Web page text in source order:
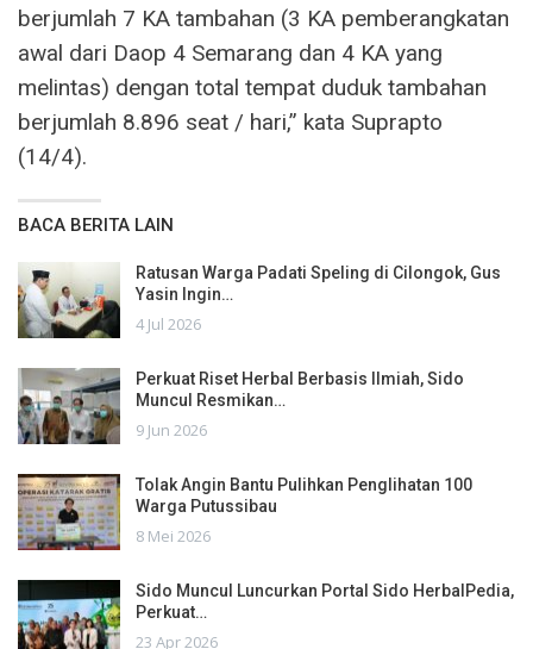
berjumlah 7 KA tambahan (3 KA pemberangkatan
awal dari Daop 4 Semarang dan 4 KA yang
melintas) dengan total tempat duduk tambahan
berjumlah 8.896 seat / hari,” kata Suprapto
(14/4).
BACA BERITA LAIN
Ratusan Warga Padati Speling di Cilongok, Gus
Yasin Ingin…
4 Jul 2026
Perkuat Riset Herbal Berbasis Ilmiah, Sido
Muncul Resmikan…
9 Jun 2026
Tolak Angin Bantu Pulihkan Penglihatan 100
Warga Putussibau
8 Mei 2026
Sido Muncul Luncurkan Portal Sido HerbalPedia,
Perkuat…
23 Apr 2026